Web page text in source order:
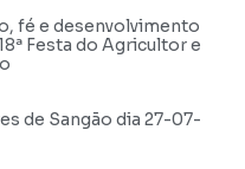
fé e desenvolvimento
Festa do Agricultor e
de Sangão dia 27-07-